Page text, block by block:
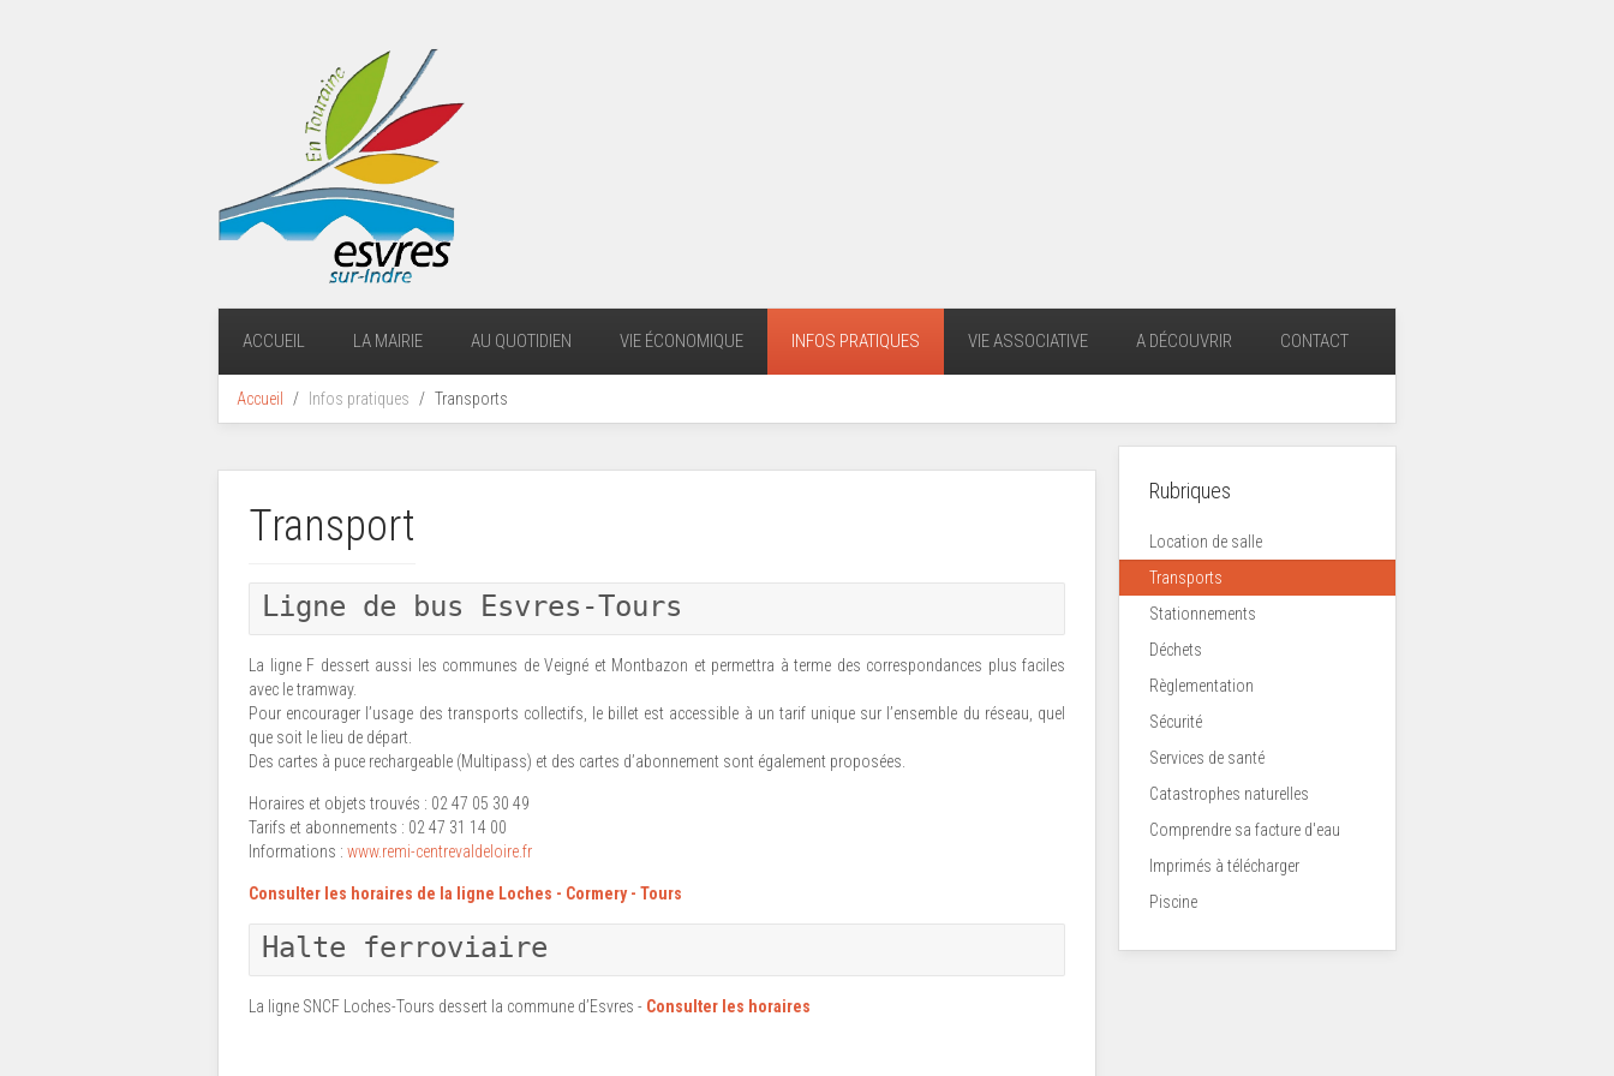
ACCUEIL LA MAIRIE AU QUOTIDIEN VIE ÉCONOMIQUE INFOS PRATIQUES VIE ASSOCIATIVE A DÉCOUVRIR CONTACT
Accueil Infos pratiques Transports
Transport
Ligne de bus Esvres-Tours
La ligne F dessert aussi les communes de Veigné et Montbazon et permettra à terme des correspondances plus faciles
avec le tramway.
Pour encourager l’usage des transports collectifs, le billet est accessible à un tarif unique sur l’ensemble du réseau, quel
que soit le lieu de départ.
Des cartes à puce rechargeable (Multipass) et des cartes d’abonnement sont également proposées.
Horaires et objets trouvés : 02 47 05 30 49
Tarifs et abonnements : 02 47 31 14 00
Informations : www.remi-centrevaldeloire.fr
Consulter les horaires de la ligne Loches - Cormery - Tours
Halte ferroviaire
La ligne SNCF Loches-Tours dessert la commune d’Esvres - Consulter les horaires
Rubriques
Location de salle
Transports
Stationnements
Déchets
Règlementation
Sécurité
Services de santé
Catastrophes naturelles
Comprendre sa facture d'eau
Imprimés à télécharger
Piscine